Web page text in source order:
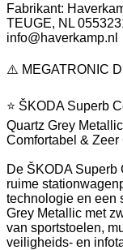
Fabrikant:
TEUGE, NL
info@haverkamp.nl
⚠️ MEGATRONIC
⭐ ŠKODA Superb
Quartz Grey
Comfortabel & Zeer
De ŠKODA
ruime
technologie en een
Grey Metallic met
van sportstoelen,
veiligheids- en